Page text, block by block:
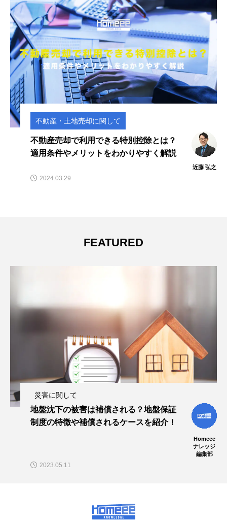
円特別控除）は使える？条件や申請方
法、流れまで解説
2025.11.15 離婚で家を売却する時のポイントやタイ
ミングは？不動産のプロが解説
不動産・土地売却に関して
不動産売却で利用できる特別控除とは？
適用条件やメリットをわかりやすく解説
近藤 弘之
2024.03.29
FEATURED
災害に関して
地盤沈下の被害は補償される？地盤保証
制度の特徴や補償されるケースを紹介！
Homeee
ナレッジ
編集部
2023.05.11